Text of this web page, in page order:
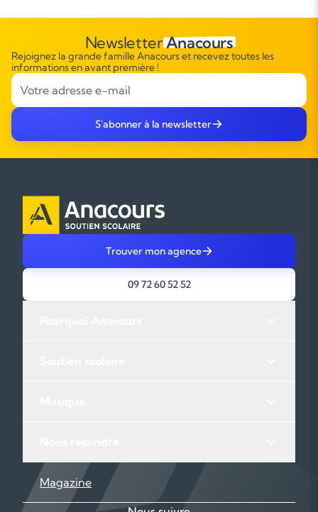
NewsletterAnacours
Rejoignez la grande famille Anacours et recevez toutes les
informations en avant première !
S'abonner à la newsletter
Trouver mon agence
09 72 60 52 52
Magazine